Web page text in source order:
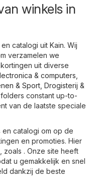
winkels in
catalogi uit Kain. Wij
verzamelen we
uit diverse
& computers
& Sport Drogisterij &
constant up-to-
van de laatste speciale
catalogi om op de
en promoties. Hier
zoals . Onze site heeft
u gemakkelijk en snel
dankzij de beste